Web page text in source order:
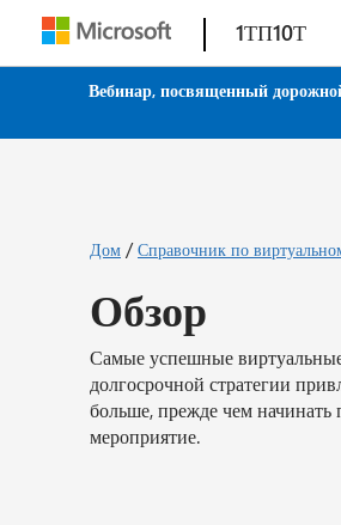
1ТП10Т
Вебинар, посвященный
Дом /Справочник по
Обзор
Самые успешные
долгосрочной стратегии
больше, прежде чем начинать
мероприятие.